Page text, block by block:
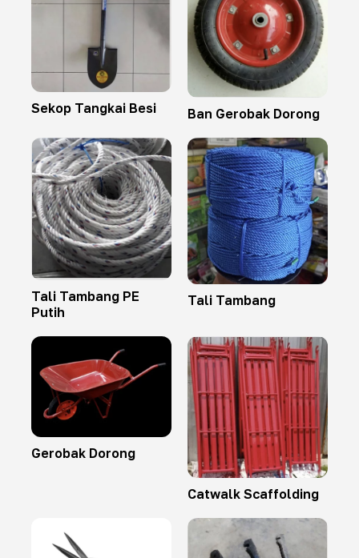
Sekop Tangkai Besi Ban Gerobak Dorong
Tali Tambang PE
Putih
Tali Tambang
Gerobak Dorong
Catwalk Scaffolding